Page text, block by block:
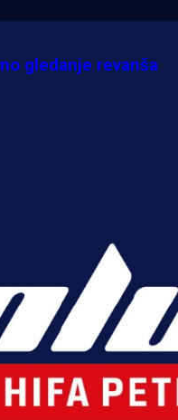
Hajduka!
gledanje revanša